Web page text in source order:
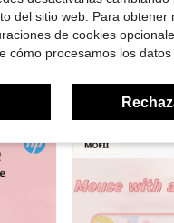
Digital Home Essentials Marketplace
uso empresarial (rosa)
-17% Ratón inalámbrico silencioso HP, diseño ergonómico para diestros,
Solo quedan 9
$8.53
del sitio web. Para obtener
de cookies
procesamos los datos